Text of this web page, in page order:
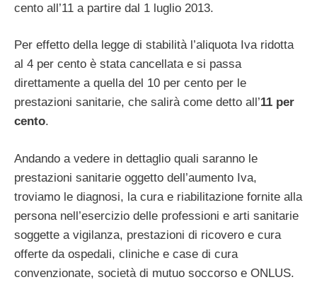
cento all’11 a partire dal 1 luglio 2013.
Per effetto della legge di stabilità l’aliquota Iva ridotta
al 4 per cento è stata cancellata e si passa
direttamente a quella del 10 per cento per le
prestazioni sanitarie, che salirà come detto all’11 per
cento.
Andando a vedere in dettaglio quali saranno le
prestazioni sanitarie oggetto dell’aumento Iva,
troviamo le diagnosi, la cura e riabilitazione fornite alla
persona nell’esercizio delle professioni e arti sanitarie
soggette a vigilanza, prestazioni di ricovero e cura
offerte da ospedali, cliniche e case di cura
convenzionate, società di mutuo soccorso e ONLUS.